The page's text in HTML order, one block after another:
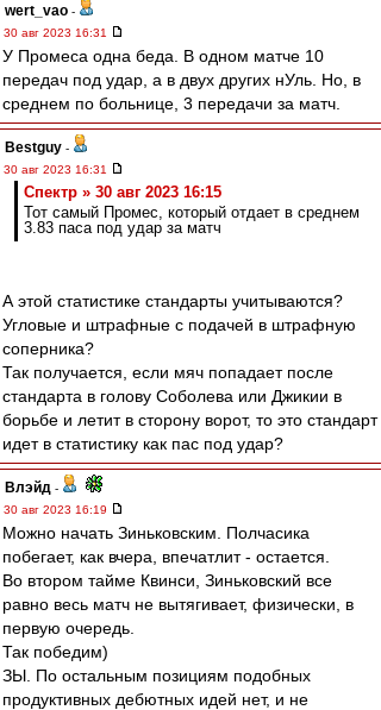
wert_vao -
30 авг 2023 16:31
У Промеса одна беда. В одном матче 10
передач под удар, а в двух других нУль. Но, в
среднем по больнице, 3 передачи за матч.
Bestguy -
30 авг 2023 16:31
Спектр » 30 авг 2023 16:15
Тот самый Промес, который отдает в среднем
3.83 паса под удар за матч
А этой статистике стандарты учитываются?
Угловые и штрафные с подачей в штрафную
соперника?
Так получается, если мяч попадает после
стандарта в голову Соболева или Джикии в
борьбе и летит в сторону ворот, то это стандарт
идет в статистику как пас под удар?
Влэйд -
30 авг 2023 16:19
Можно начать Зиньковским. Полчасика
побегает, как вчера, впечатлит - остается.
Во втором тайме Квинси, Зиньковский все
равно весь матч не вытягивает, физически, в
первую очередь.
Так победим)
ЗЫ. По остальным позициям подобных
продуктивных дебютных идей нет, и не